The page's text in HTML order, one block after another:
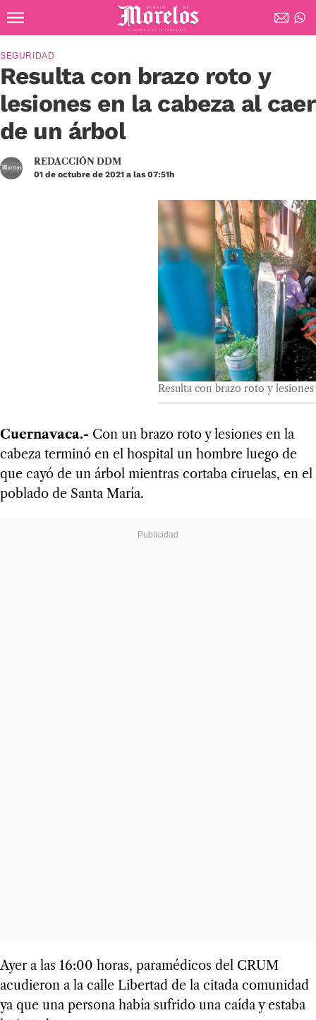
Diario de Morelos
Resulta con brazo roto y
lesiones en la cabeza al caer
de un árbol
SEGURIDAD
REDACCIÓN DDM
01 de octubre de 2021 a las 07:51h
Resulta con brazo roto y
Cuernavaca.- Con un brazo roto y lesiones en la
cabeza terminó en el hospital un hombre luego de
que cayó de un árbol mientras cortaba ciruelas, en el
poblado de Santa María.
Ayer a las 16:00 horas, paramédicos del CRUM
acudieron a la calle Libertad de la citada comunidad
ya que una persona había sufrido una caída y estaba